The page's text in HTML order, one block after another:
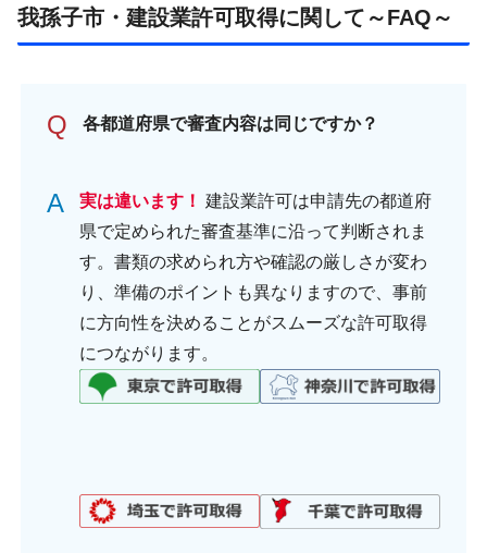
我孫子市・建設業許可取得に関して～FAQ～
Q 各都道府県で審査内容は同じですか？
A 実は違います！ 建設業許可は申請先の都道府
県で定められた審査基準に沿って判断されま
す。書類の求められ方や確認の厳しさが変わ
り、準備のポイントも異なりますので、事前
に方向性を決めることがスムーズな許可取得
につながります。